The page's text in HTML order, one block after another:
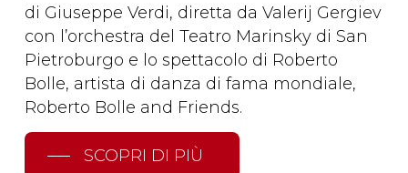
di Giuseppe Verdi, diretta da Valerij Gergiev
con l’orchestra del Teatro Marinsky di San
Pietroburgo e lo spettacolo di Roberto
Bolle, artista di danza di fama mondiale,
Roberto Bolle and Friends.
SCOPRI DI PIÙ